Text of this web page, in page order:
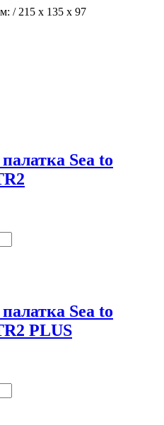
/ 215 x 135 x 97
Sea to
Sea to
PLUS